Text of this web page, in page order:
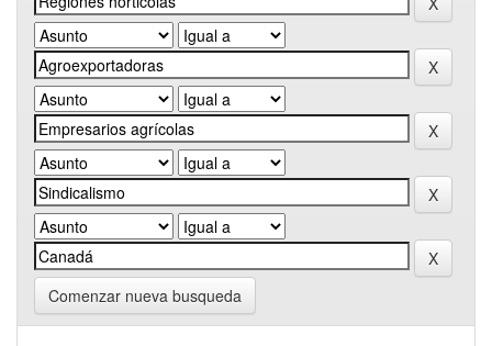
Comenzar nueva busqueda